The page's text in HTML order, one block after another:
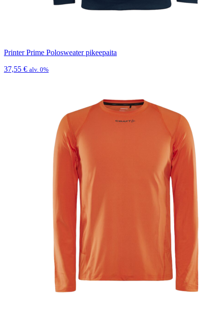
Printer Prime Polosweater pikeepaita
37,55 € alv. 0%